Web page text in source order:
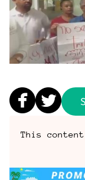
This